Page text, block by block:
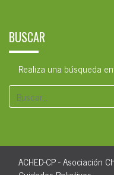
BUSCAR
Realiza una búsqueda
ACHED-CP - Asociación